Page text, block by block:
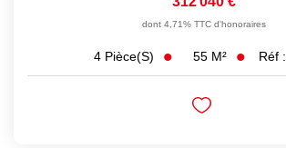
dont 4,71% TTC d'honoraires
4 Pièce(s) 55 M² Réf :